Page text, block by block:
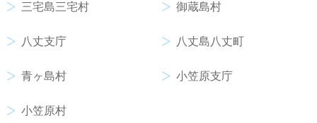
三宅島三宅村 御蔵島村
八丈支庁 八丈島八丈町
青ヶ島村 小笠原支庁
小笠原村